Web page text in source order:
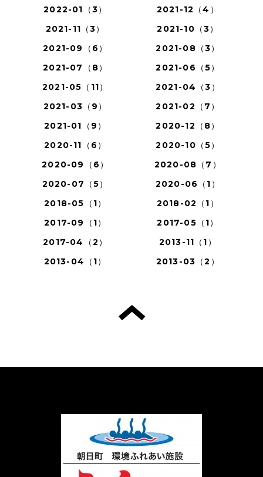
2022-01（3）
2021-12（4）
2021-11（3）
2021-10（3）
2021-09（6）
2021-08（3）
2021-07（8）
2021-06（5）
2021-05（11）
2021-04（3）
2021-03（9）
2021-02（7）
2021-01（9）
2020-12（8）
2020-11（6）
2020-10（5）
2020-09（6）
2020-08（7）
2020-07（5）
2020-06（1）
2018-05（1）
2018-02（1）
2017-09（1）
2017-05（1）
2017-04（2）
2013-11（1）
2013-04（1）
2013-03（2）